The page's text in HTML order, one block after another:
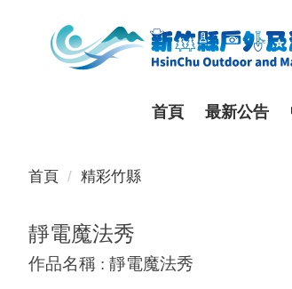
首頁 最新公告
首頁 精彩竹縣
靜電魔法秀
作品名稱 : 靜電魔法秀